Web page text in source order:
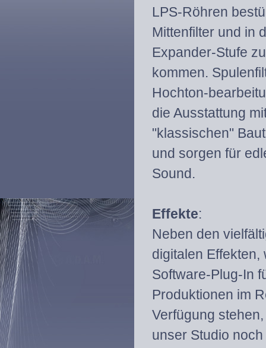
LPS-Röhren
Mittenfilter und in
Expander-Stufe
kommen.
Hochton-
die Ausstattung
"klassischen"
und sorgen für
Sound.
Effekte:
Neben den
digitalen Effekten,
Software-Plug-In
Produktionen im
Verfügung
unser Studio